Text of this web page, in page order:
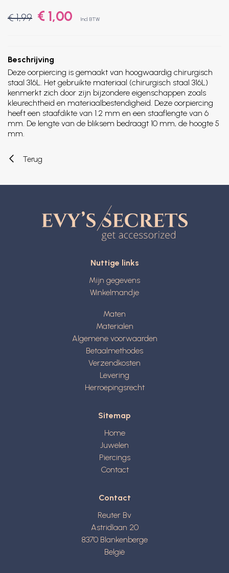
€ 1,99 € 1,00 Incl. BTW
Beschrijving
Deze oorpiercing is gemaakt van hoogwaardig chirurgisch
staal 316L. Het gebruikte materiaal (chirurgisch staal 316L)
kenmerkt zich door zijn bijzondere eigenschappen zoals
kleurechtheid en materiaalbestendigheid. Deze oorpiercing
heeft een staafdikte van 1.2 mm en een staaflengte van 6
mm. De lengte van de bliksem bedraagt 10 mm, de hoogte 5
mm.
Terug
Nuttige links
Mijn gegevens
Winkelmandje
Maten
Materialen
Algemene voorwaarden
Betaalmethodes
Verzendkosten
Levering
Herroepingsrecht
Sitemap
Home
Juwelen
Piercings
Contact
Contact
Reuter Bv
Astridlaan 20
8370 Blankenberge
België